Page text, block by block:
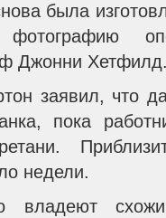
была
Джонни
заявил, что
пока
недели.
владеют